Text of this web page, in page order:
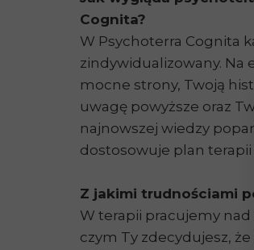
Cognita?
W Psychoterra Cognita
zindywidualizowany. Na
mocne strony, Twoją
uwagę powyższe oraz
najnowszej wiedzy
dostosowuje plan terapii
Z jakimi trudnościami
W terapii pracujemy nad
czym Ty zdecydujesz,